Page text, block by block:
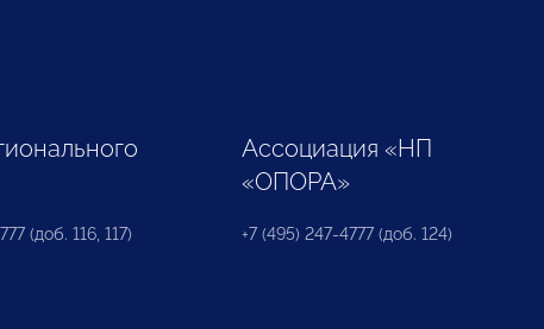
(доб. 116, 117)
Ассоциация «НП
«ОПОРА»
+7 (495) 247-4777 (доб. 124)